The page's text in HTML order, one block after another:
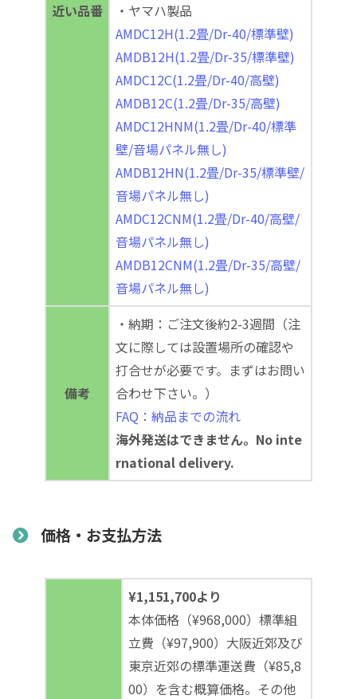
近い品番
・ヤマハ製品
AMDC12H(1.2畳/Dr-40/標準壁)
AMDB12H(1.2畳/Dr-35/標準壁)
AMDC12C(1.2畳/Dr-40/高壁)
AMDB12C(1.2畳/Dr-35/高壁)
AMDC12HNM(1.2畳/Dr-40/標準
壁/音場パネル無し)
AMDB12HN(1.2畳/Dr-35/標準壁/
音場パネル無し)
AMDC12CNM(1.2畳/Dr-40/高壁/
音場パネル無し)
AMDB12CNM(1.2畳/Dr-35/高壁/
音場パネル無し)
備考
・納期：ご注文後約2-3週間（注
文に際しては設置場所の確認や
打合せが必要です。まずはお問い
合わせ下さい。）
FAQ：納品までの流れ
海外発送はできません。No inte
rnational delivery.
価格・お支払方法
¥1,151,700より
本体価格（¥968,000）標準組
立費（¥97,900）大阪近郊及び
東京近郊の標準運送費（¥85,8
00）を含む概算価格。その他